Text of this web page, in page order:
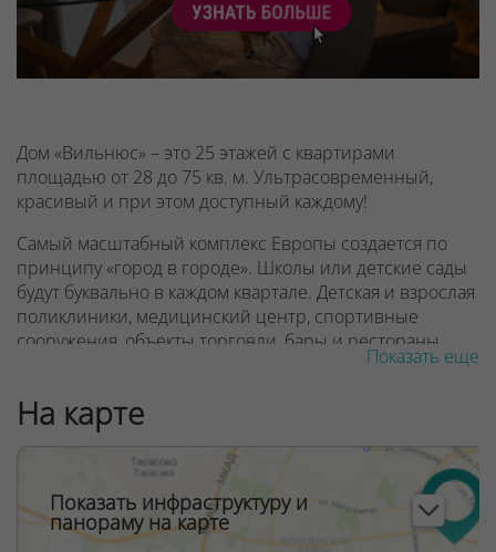
Дом «Вильнюс» – это 25 этажей с квартирами
площадью от 28 до 75 кв. м. Ультрасовременный,
красивый и при этом доступный каждому!
Самый масштабный комплекс Европы создается по
принципу «город в городе». Школы или детские сады
будут буквально в каждом квартале. Детская и взрослая
поликлиники, медицинский центр, спортивные
сооружения, объекты торговли, бары и рестораны.
Паркинги и новые станции метро. Международный
торгово-развлекательный центр Avia Mall.
Все нужное для комфортной городской жизни и
успешного бизнеса в комплексе - в шаговой
доступности.
Какой дом «Вильнюс» в комплексе Минск Мир?
Показать еще
На карте
Показать инфраструктуру и
панораму на карте